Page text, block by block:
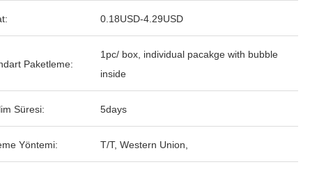
0.18USD-4.29USD
Paketleme:
1pc/ box, individual pacakge with bubble
inside
Süresi: 5days
Yöntemi: T/T, Western Union,